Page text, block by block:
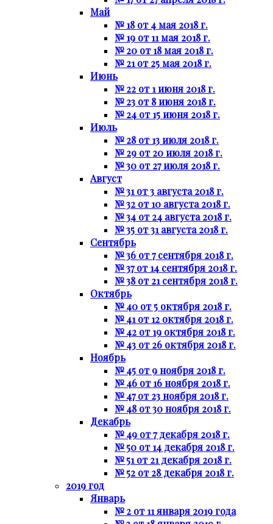
Май
№ 18 от 4 мая 2018 г.
№ 19 от 11 мая 2018 г.
№ 20 от 18 мая 2018 г.
№ 21 от 25 мая 2018 г.
Июнь
№ 22 от 1 июня 2018 г.
№ 23 от 8 июня 2018 г.
№ 24 от 15 июня 2018 г.
Июль
№ 28 от 13 июля 2018 г.
№ 29 от 20 июля 2018 г.
№ 30 от 27 июля 2018 г.
Август
№ 31 от 3 августа 2018 г.
№ 32 от 10 августа 2018 г.
№ 34 от 24 августа 2018 г.
№ 35 от 31 августа 2018 г.
Сентябрь
№ 36 от 7 сентября 2018 г.
№ 37 от 14 сентября 2018 г.
№ 38 от 21 сентября 2018 г.
Октябрь
№ 40 от 5 октября 2018 г.
№ 41 от 12 октября 2018 г.
№ 42 от 19 октября 2018 г.
№ 43 от 26 октября 2018 г.
Ноябрь
№ 45 от 9 ноября 2018 г.
№ 46 от 16 ноября 2018 г.
№ 47 от 23 ноября 2018 г.
№ 48 от 30 ноября 2018 г.
Декабрь
№ 49 от 7 декабря 2018 г.
№ 50 от 14 декабря 2018 г.
№ 51 от 21 декабря 2018 г.
№ 52 от 28 декабря 2018 г.
2019 год
Январь
№ 2 от 11 января 2019 года